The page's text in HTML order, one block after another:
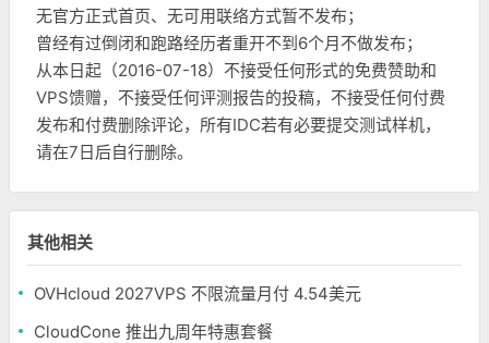
无官方正式首页、无可用联络方式暂不发布；
曾经有过倒闭和跑路经历者重开不到6个月不做发布；
从本日起（2016-07-18）不接受任何形式的免费赞助和
VPS馈赠，不接受任何评测报告的投稿，不接受任何付费
发布和付费删除评论，所有IDC若有必要提交测试样机，
请在7日后自行删除。
其他相关
OVHcloud 2027VPS 不限流量月付 4.54美元
CloudCone 推出九周年特惠套餐